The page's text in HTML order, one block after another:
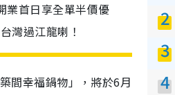
業首日享全單半價優
灣過江龍喇！
間幸福鍋物」，將於6月
2
3
4